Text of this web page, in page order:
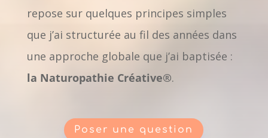
repose sur quelques principes simples
que j’ai structurée au fil des années dans
une approche globale que j’ai baptisée :
la Naturopathie Créative®.
Poser une question